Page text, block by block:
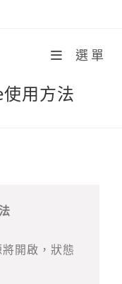
選單
用方法
開啟，狀態